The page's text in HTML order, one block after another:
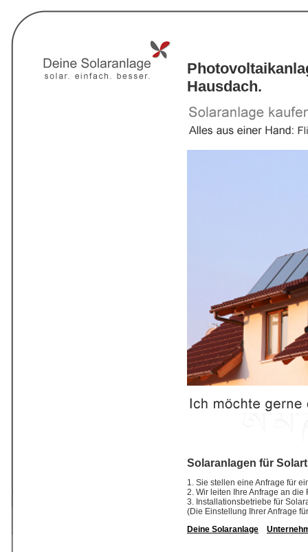
Hausdach.
Solaranlagen für
1. Sie stellen eine Anfrage für
2. Wir leiten Ihre Anfrage an
3. Installationsbetriebe für
(Die Einstellung Ihrer Anfrage
Deine Solaranlage